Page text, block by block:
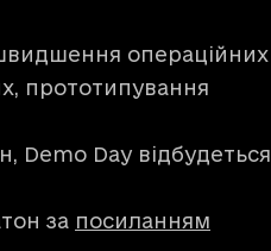
операційних
прототипування
Demo Day відбудеться
за посиланням